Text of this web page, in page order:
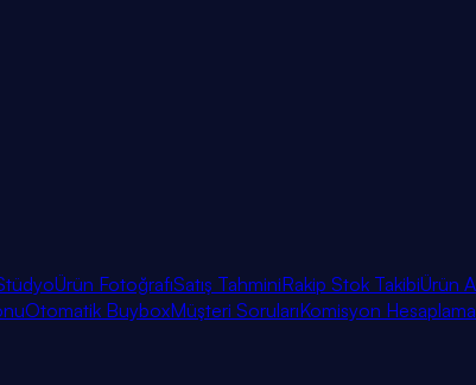
Ürün FotoğrafıSatış TahminiRakip Stok TakibiÜrün
Otomatik BuyboxMüşteri SorularıKomisyon Hesaplama